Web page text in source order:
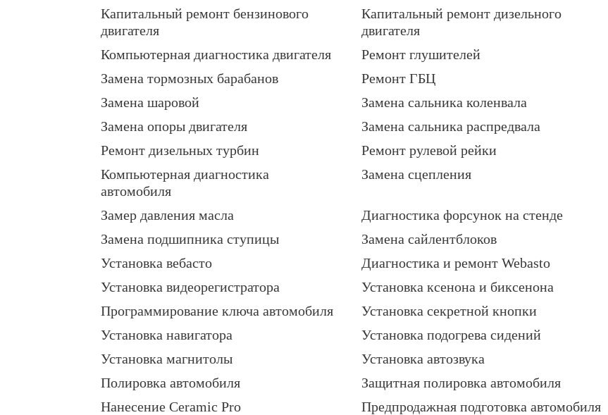
Капитальный ремонт бензинового
двигателя
Капитальный ремонт дизельного
двигателя
Компьютерная диагностика двигателя Ремонт глушителей
Замена тормозных барабанов
Ремонт ГБЦ
Замена шаровой
Замена сальника коленвала
Замена опоры двигателя
Замена сальника распредвала
Ремонт дизельных турбин
Ремонт рулевой рейки
Компьютерная диагностика
автомобиля
Замена сцепления
Замер давления масла Диагностика форсунок на стенде
Замена подшипника ступицы
Замена сайлентблоков
Установка вебасто
Диагностика и ремонт Webasto
Установка видеорегистратора
Установка ксенона и биксенона
Программирование ключа автомобиля
Установка секретной кнопки
Установка навигатора
Установка подогрева сидений
Установка магнитолы
Установка автозвука
Полировка автомобиля
Защитная полировка автомобиля
Нанесение Ceramic Pro
Предпродажная подготовка автомобиля